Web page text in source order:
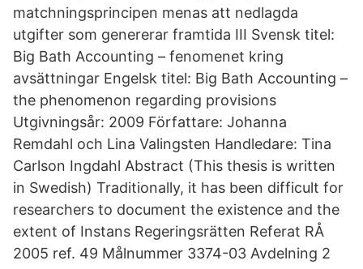
matchningsprincipen menas att nedlagda
utgifter som genererar framtida III Svensk titel:
Big Bath Accounting – fenomenet kring
avsättningar Engelsk titel: Big Bath Accounting –
the phenomenon regarding provisions
Utgivningsår: 2009 Författare: Johanna
Remdahl och Lina Valingsten Handledare: Tina
Carlson Ingdahl Abstract (This thesis is written
in Swedish) Traditionally, it has been difficult for
researchers to document the existence and the
extent of Instans Regeringsrätten Referat RÅ
2005 ref. 49 Målnummer 3374-03 Avdelning 2